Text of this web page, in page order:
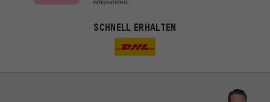
SCHNELL ERHALTEN